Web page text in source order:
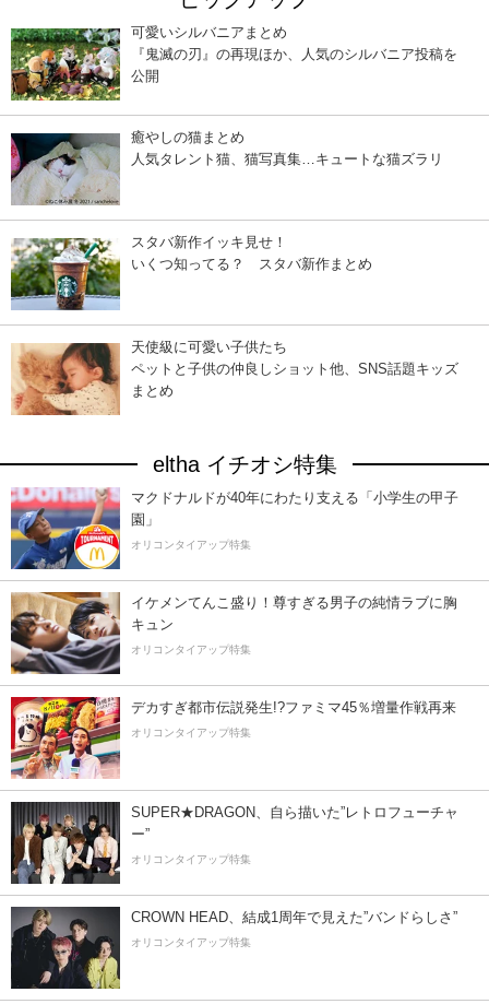
可愛いシルバニアまとめ
『鬼滅の刃』の再現ほか、人気のシルバニア投稿を
公開
癒やしの猫まとめ
人気タレント猫、猫写真集…キュートな猫ズラリ
スタバ新作イッキ見せ！
いくつ知ってる？ スタバ新作まとめ
天使級に可愛い子供たち
ペットと子供の仲良しショット他、SNS話題キッズ
まとめ
eltha イチオシ特集
マクドナルドが40年にわたり支える「小学生の甲子
園」
オリコンタイアップ特集
イケメンてんこ盛り！尊すぎる男子の純情ラブに胸
キュン
オリコンタイアップ特集
デカすぎ都市伝説発生!?ファミマ45％増量作戦再来
オリコンタイアップ特集
SUPER★DRAGON、自ら描いた”レトロフューチャ
ー”
オリコンタイアップ特集
CROWN HEAD、結成1周年で見えた”バンドらしさ”
オリコンタイアップ特集